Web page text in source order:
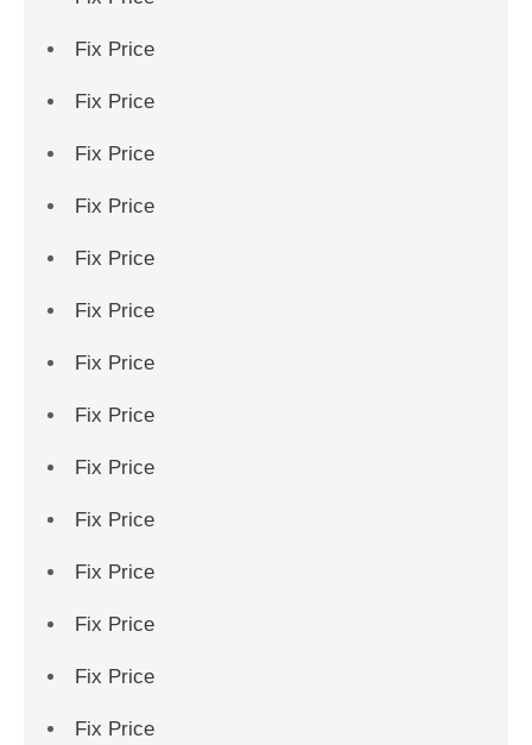
Fix Price
Fix Price
Fix Price
Fix Price
Fix Price
Fix Price
Fix Price
Fix Price
Fix Price
Fix Price
Fix Price
Fix Price
Fix Price
Fix Price